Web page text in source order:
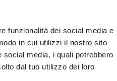
funzionalità dei social media e
in cui utilizzi il nostro sito
media, i quali potrebbero
dal tuo utilizzo dei loro